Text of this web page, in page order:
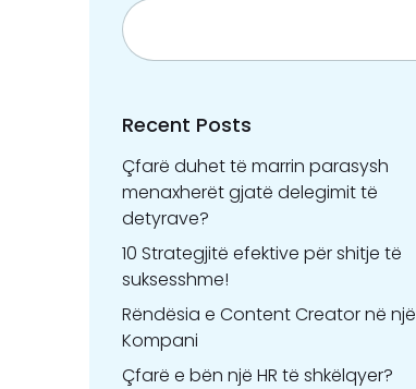
Recent Posts
Çfarë duhet të marrin parasysh
menaxherët gjatë delegimit të
detyrave?
10 Strategjitë efektive për shitje të
suksesshme!
Rëndësia e Content Creator në një
Kompani
Çfarë e bën një HR të shkëlqyer?